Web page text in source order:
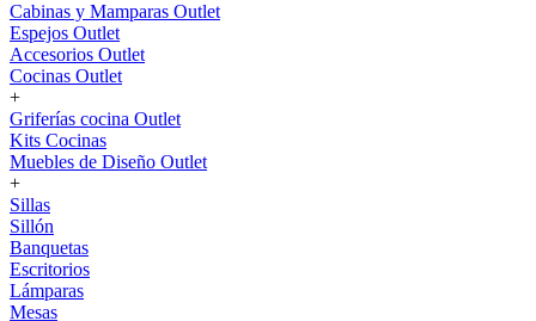
Cabinas y Mamparas Outlet
Espejos Outlet
Accesorios Outlet
Cocinas Outlet
+
Griferías cocina Outlet
Kits Cocinas
Muebles de Diseño Outlet
+
Sillas
Sillón
Banquetas
Escritorios
Lámparas
Mesas